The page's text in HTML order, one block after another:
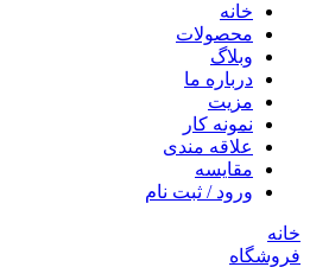
خانه
محصولات
وبلاگ
درباره ما
مزیت
نمونه کار
علاقه مندی
مقایسه
ورود / ثبت نام
خانه
فروشگاه